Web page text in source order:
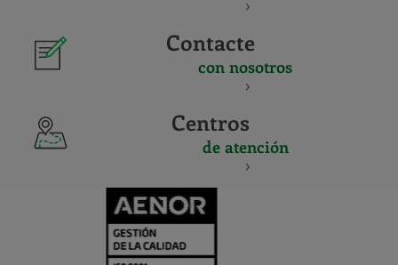
Contacte
con nosotros
Centros
de atención